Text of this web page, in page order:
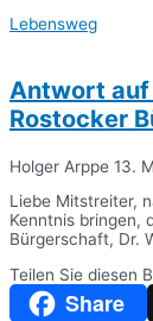
Lebensweg
Antwort auf
Rostocker
Holger Arppe 13.
Liebe Mitstreiter,
Kenntnis bringen,
Bürgerschaft, Dr.
Teilen Sie diesen
Share